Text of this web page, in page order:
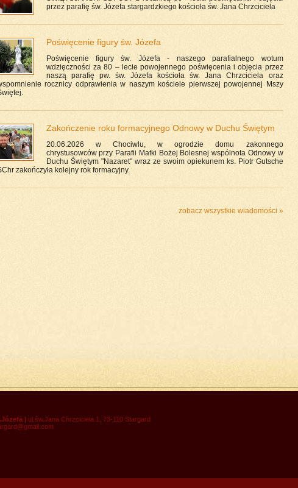
przez parafię św. Józefa stargardzkiego kościoła św. Jana Chrzciciela
Poświęcenie figury św. Józefa
Poświęcenie figury św. Józefa - naszego parafialnego wotum
wdzięczności za 80 – lecie powojennego poświęcenia i objęcia przez
naszą parafię pw. św. Józefa kościoła św. Jana Chrzciciela oraz
rocznicy odprawienia w naszym kościele pierwszej powojennej Mszy
Zakończenie roku formacyjnego Odnowy w Duchu Świętym
20.06.2026 w Chociwlu, w ogrodzie domu zakonnego
chrystusowców przy Parafii Matki Bożej Bolesnej wspólnota Odnowy w
Duchu Świętym "Nazaret" wraz ze swoim opiekunem ks. Piotr Gutsche
zakończyła kolejny rok formacyjny.
zobacz wszystkie wiadomości »
| ul.św.Jana Chrzciciela 1, 73-110 Stargard